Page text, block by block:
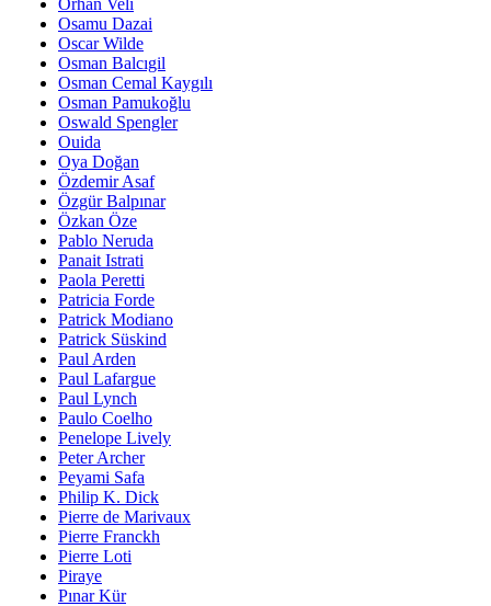
Orhan Veli
Osamu Dazai
Oscar Wilde
Osman Balcıgil
Osman Cemal Kaygılı
Osman Pamukoğlu
Oswald Spengler
Ouida
Oya Doğan
Özdemir Asaf
Özgür Balpınar
Özkan Öze
Pablo Neruda
Panait Istrati
Paola Peretti
Patricia Forde
Patrick Modiano
Patrick Süskind
Paul Arden
Paul Lafargue
Paul Lynch
Paulo Coelho
Penelope Lively
Peter Archer
Peyami Safa
Philip K. Dick
Pierre de Marivaux
Pierre Franckh
Pierre Loti
Piraye
Pınar Kür